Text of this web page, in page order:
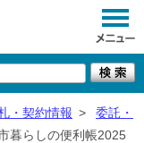
・契約情報 >
委託・
暮らしの便利帳2025